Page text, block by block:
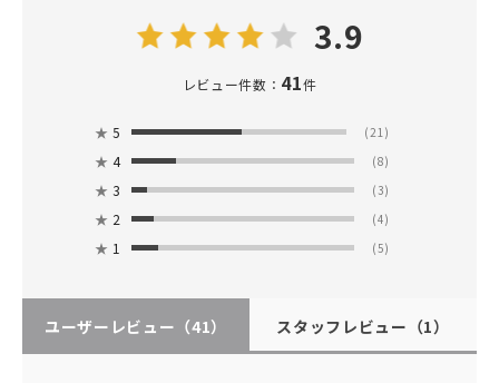
3.9
レビュー件数： 41件
★ 5 (21)
★ 4 (8)
★ 3 (3)
★ 2 (4)
★ 1 (5)
ユーザーレビュー （41） スタッフレビュー （1）